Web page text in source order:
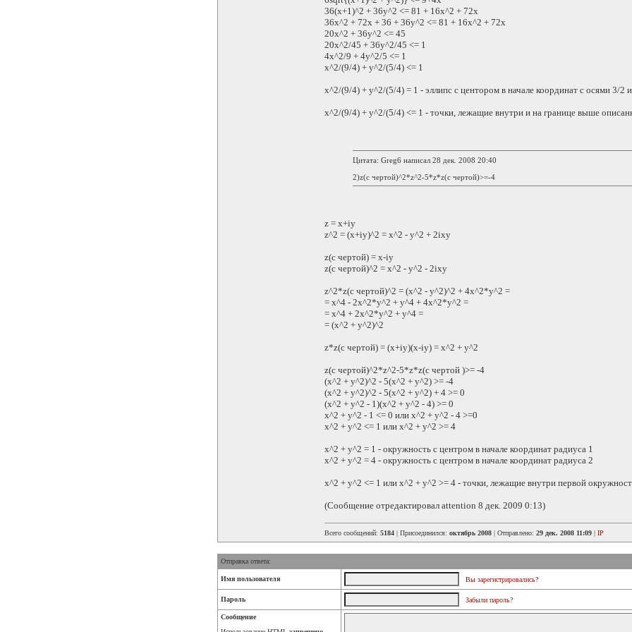
36(x+1)^2 + 36y^2 <= 81 + 16x^2 + 72x
36x^2 + 72x + 36 + 36y^2 <= 81 + 16x^2 + 72x
20x^2 + 36y^2 <= 45
20x^2/45 + 36y^2/45 <= 1
4x^2/9 + 4y^2/5 <= 1
x^2/(9/4) + y^2/(5/4) <= 1
x^2/(9/4) + y^2/(5/4) = 1 - эллипс с центором в начале координат с осями 3/2
x^2/(9/4) + y^2/(5/4) <= 1 - точки, лежащие внутри и на границе выше
Цитата: Greg6 написал 28 дек. 2008 20:40
2)z(с чертой)^2*z^2-5*z*z(с чертой)>=-4
z = x+iy
z^2 = (x+iy)^2 = x^2 - y^2 + 2ixy
z(с чертой) = x-iy
z(с чертой)^2 = x^2 - y^2 - 2ixy
z^2*z(с чертой)^2 = (x^2 - y^2)^2 + 4x^2*y^2 =
= x^4 - 2x^2*y^2 + y^4 + 4x^2*y^2 =
= x^4 + 2x^2*y^2 + y^4 =
= (x^2 + y^2)^2
z*z(с чертой) = (x+iy)(x-iy) = x^2 + y^2
z(с чертой)^2*z^2-5*z*z(с чертой )>= -4
(x^2 + y^2)^2 - 5(x^2 + y^2) >= -4
(x^2 + y^2)^2 - 5(x^2 + y^2) + 4 >= 0
(x^2 + y^2 - 1)(x^2 + y^2 - 4) >= 0
x^2 + y^2 - 1 <= 0 или x^2 + y^2 - 4 >=0
x^2 + y^2 <= 1 или x^2 + y^2 >= 4
x^2 + y^2 = 1 - окружность с центром в начале координат радиуса 1
x^2 + y^2 = 4 - окружность с центром в начале координат радиуса 2
x^2 + y^2 <= 1 или x^2 + y^2 >= 4 - точки, лежащие внутри первой
(Сообщение отредактировал attention 8 дек. 2009 0:13)
Всего сообщений: 5184 | Присоединился: октябрь 2008 | Отправлено: 29 дек. 2008 11:09 | IP
Отправка ответа:
Имя пользователя Вы зарегистрировались?
Пароль Забыли пароль?
Сообщение